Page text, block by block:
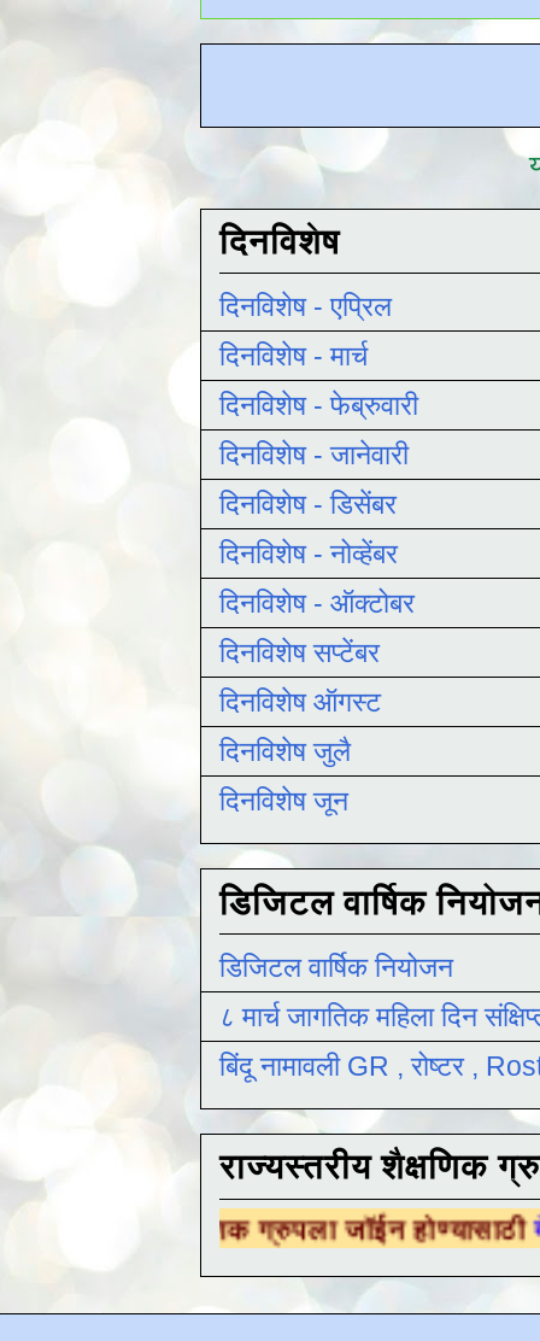
दिनविशेष
दिनविशेष - एप्रिल
दिनविशेष - मार्च
दिनविशेष - फेब्रुवारी
दिनविशेष - जानेवारी
दिनविशेष - डिसेंबर
दिनविशेष - नोव्हेंबर
दिनविशेष - ऑक्टोबर
दिनविशेष सप्टेंबर
दिनविशेष ऑगस्ट
दिनविशेष जुलै
दिनविशेष जून
डिजिटल वार्षिक
डिजिटल वार्षिक नियोजन
८ मार्च जागतिक महिला दिन
बिंदू नामावली GR , रोष्टर ,
राज्यस्तरीय शैक्षणिक
शैक्षणिक ग्रुपला जॉईन होण्यासाठीयेथे क्लिक